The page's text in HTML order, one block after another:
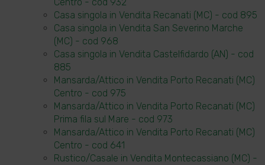
Casa singola in Vendita Recanati (MC) - cod 895
Casa singola in Vendita San Severino Marche
(MC) - cod 968
Casa singola in Vendita Castelfidardo (AN) - cod
885
Mansarda/Attico in Vendita Porto Recanati (MC)
Centro - cod 975
Mansarda/Attico in Vendita Porto Recanati (MC)
Prima fila sul Mare - cod 973
Mansarda/Attico in Vendita Porto Recanati (MC)
Centro - cod 641
Rustico/Casale in Vendita Montecassiano (MC) -